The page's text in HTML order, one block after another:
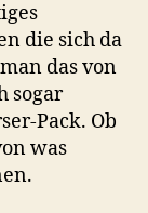
die sich da
das von
sogar
Pack. Ob
was